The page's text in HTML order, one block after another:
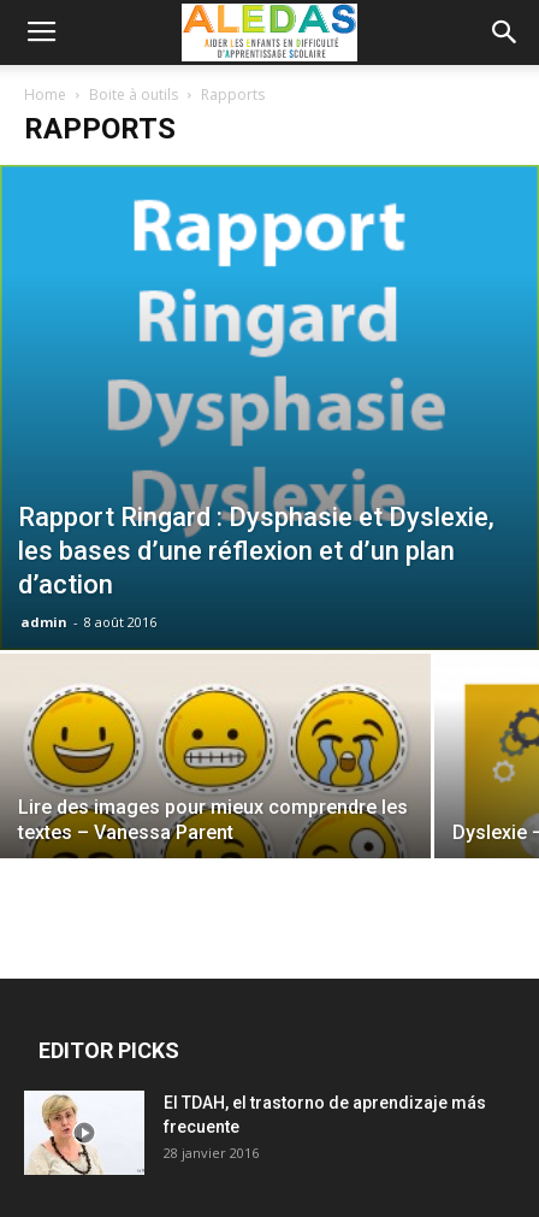
Home Boite à outils Rapports
RAPPORTS
Rapport Ringard : Dysphasie et Dyslexie,
les bases d’une réflexion et d’un plan
d’action
admin - 8 août 2016
Lire des images pour mieux comprendre les
textes – Vanessa Parent
Dyslexie
EDITOR PICKS
El TDAH, el trastorno de aprendizaje más
frecuente
28 janvier 2016